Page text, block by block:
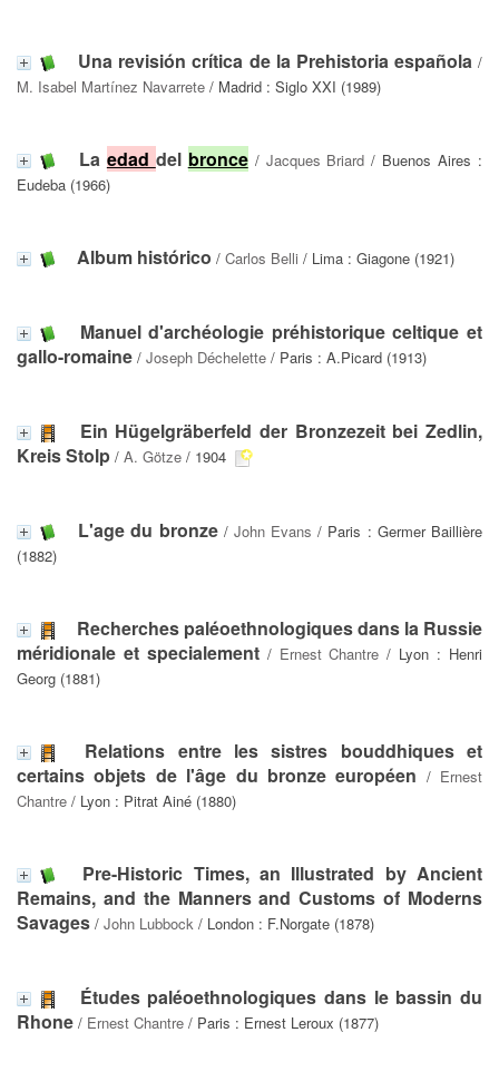
Una revisión crítica de la Prehistoria española/
M. Isabel Martínez Navarrete / Madrid : Siglo XXI (1989)
La edad del bronce/ Jacques Briard / Buenos Aires :
Eudeba (1966)
Album histórico / Carlos Belli / Lima : Giagone (1921)
Manuel d'archéologie préhistorique celtique et
gallo-romaine / Joseph Déchelette / Paris : A.Picard (1913)
Ein Hügelgräberfeld der Bronzezeit bei Zedlin,
Kreis Stolp / A. Götze / 1904
L'age du bronze/ John Evans / Paris : Germer Baillière
(1882)
Recherches paléoethnologiques dans la Russie
méridionale et specialement/ Ernest Chantre / Lyon : Henri
Georg (1881)
Relations entre les sistres bouddhiques et
certains objets de l'âge du bronze européen / Ernest
Chantre / Lyon : Pitrat Ainé (1880)
Pre-Historic Times, an Illustrated by Ancient
Remains, and the Manners and Customs of Moderns
Savages / John Lubbock / London : F.Norgate (1878)
Études paléoethnologiques dans le bassin du
Rhone / Ernest Chantre / Paris : Ernest Leroux (1877)